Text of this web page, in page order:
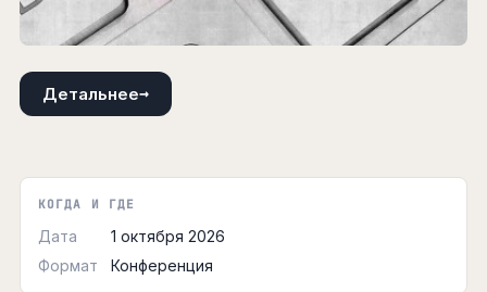
Детальнее→
КОГДА И ГДЕ
Дата
1 октября 2026
Формат
Конференция